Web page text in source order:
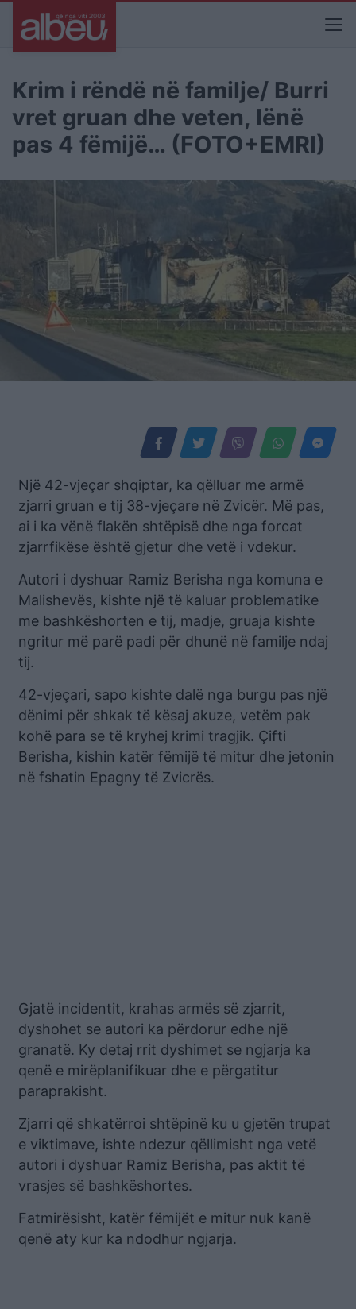
Krim i rëndë në familje/ Burri
vret gruan dhe veten, lënë
pas 4 fëmijë… (FOTO+EMRI)
Një 42-vjeçar shqiptar, ka qëlluar me armë
zjarri gruan e tij 38-vjeçare në Zvicër. Më pas,
ai i ka vënë flakën shtëpisë dhe nga forcat
zjarrfikëse është gjetur dhe vetë i vdekur.
Autori i dyshuar Ramiz Berisha nga komuna e
Malishevës, kishte një të kaluar problematike
me bashkëshorten e tij, madje, gruaja kishte
ngritur më parë padi për dhunë në familje ndaj
tij.
42-vjeçari, sapo kishte dalë nga burgu pas një
dënimi për shkak të kësaj akuze, vetëm pak
kohë para se të kryhej krimi tragjik. Çifti
Berisha, kishin katër fëmijë të mitur dhe jetonin
në fshatin Epagny të Zvicrës.
Gjatë incidentit, krahas armës së zjarrit,
dyshohet se autori ka përdorur edhe një
granatë. Ky detaj rrit dyshimet se ngjarja ka
qenë e mirëplanifikuar dhe e përgatitur
paraprakisht.
Zjarri që shkatërroi shtëpinë ku u gjetën trupat
e viktimave, ishte ndezur qëllimisht nga vetë
autori i dyshuar Ramiz Berisha, pas aktit të
vrasjes së bashkëshortes.
Fatmirësisht, katër fëmijët e mitur nuk kanë
qenë aty kur ka ndodhur ngjarja.